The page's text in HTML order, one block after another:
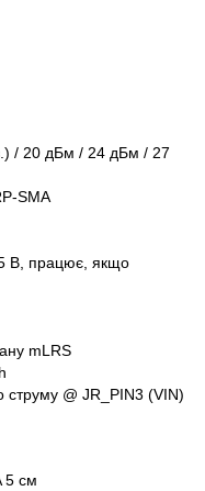
/ 20 дБм / 24 дБм / 27
SMA
В, працює, якщо
mLRS
струму @ JR_PIN3 (VIN)
5 см